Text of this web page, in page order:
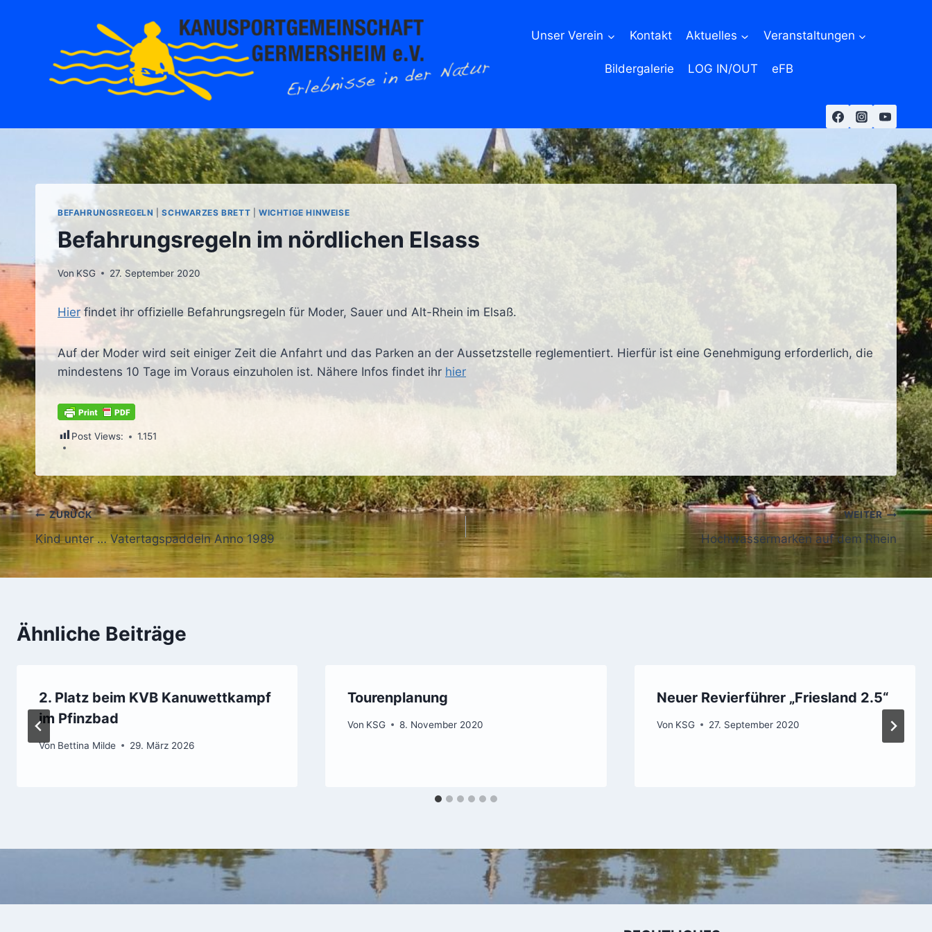
Unser Verein Kontakt Aktuelles Veranstaltungen
Bildergalerie LOG IN/OUT eFB
BEFAHRUNGSREGELN |SCHWARZES BRETT |WICHTIGE HINWEISE
Befahrungsregeln im nördlichen Elsass
Von KSG 27. September 2020
Hier findet ihr offizielle Befahrungsregeln für Moder, Sauer und Alt-Rhein im Elsaß.
Auf der Moder wird seit einiger Zeit die Anfahrt und das Parken an der Aussetzstelle reglementiert. Hierfür ist eine Genehmigung erforderlich, die
mindestens 10 Tage im Voraus einzuholen ist. Nähere Infos findet ihr hier
Post Views: 1.151
Beitragsnavigation
ZURÜCK
Kind unter … Vatertagspaddeln Anno 1989
WEITER
Hochwassermarken auf dem Rhein
Ähnliche Beiträge
2. Platz beim KVB Kanuwettkampf
im Pfinzbad
Von Bettina Milde 29. März 2026
Tourenplanung
Von KSG 8. November 2020
Neuer Revierführer „Friesland 2.5“
Von KSG 27. September 2020